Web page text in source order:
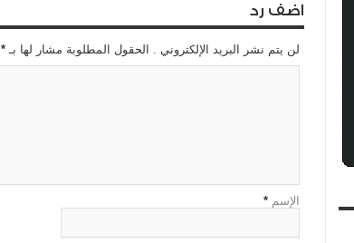
اضف رد
لن يتم نشر البريد الإلكتروني . الحقول المطلوبة مشار لها بـ *
الإسم *